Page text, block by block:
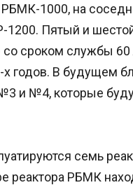
РБМК-1000, на
Пятый и
сроком службы 60
годов. В будущем
и №4, которые
семь
реактора РБМК